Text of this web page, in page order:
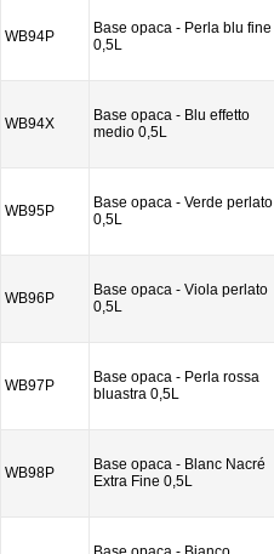
WB94P
Base opaca - Perla blu fine
0,5L
WB94X
Base opaca - Blu effetto
medio 0,5L
WB95P
Base opaca - Verde perlato
0,5L
WB96P
Base opaca - Viola perlato
0,5L
WB97P
Base opaca - Perla rossa
bluastra 0,5L
WB98P
Base opaca - Blanc Nacré
Extra Fine 0,5L